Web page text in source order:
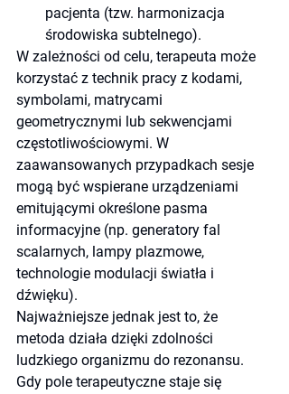
pacjenta (tzw. harmonizacja
środowiska subtelnego).
W zależności od celu, terapeuta może
korzystać z technik pracy z kodami,
symbolami, matrycami
geometrycznymi lub sekwencjami
częstotliwościowymi. W
zaawansowanych przypadkach sesje
mogą być wspierane urządzeniami
emitującymi określone pasma
informacyjne (np. generatory fal
scalarnych, lampy plazmowe,
technologie modulacji światła i
dźwięku).
Najważniejsze jednak jest to, że
metoda działa dzięki zdolności
ludzkiego organizmu do rezonansu.
Gdy pole terapeutyczne staje się